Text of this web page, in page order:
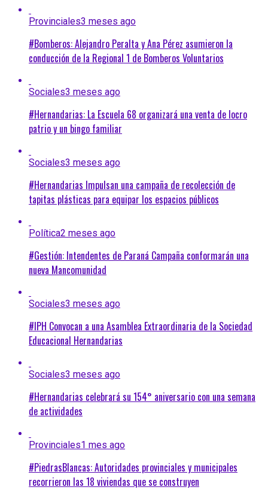
Provinciales3 meses ago
#Bomberos: Alejandro Peralta y Ana Pérez asumieron la
conducción de la Regional 1 de Bomberos Voluntarios
Sociales3 meses ago
#Hernandarias: La Escuela 68 organizará una venta de locro
patrio y un bingo familiar
Sociales3 meses ago
#Hernandarias Impulsan una campaña de recolección de
tapitas plásticas para equipar los espacios públicos
Política2 meses ago
#Gestión: Intendentes de Paraná Campaña conformarán una
nueva Mancomunidad
Sociales3 meses ago
#IPH Convocan a una Asamblea Extraordinaria de la Sociedad
Educacional Hernandarias
Sociales3 meses ago
#Hernandarias celebrará su 154° aniversario con una semana
de actividades
Provinciales1 mes ago
#PiedrasBlancas: Autoridades provinciales y municipales
recorrieron las 18 viviendas que se construyen